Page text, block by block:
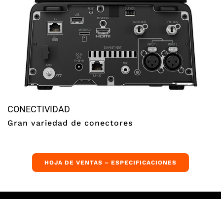
CONECTIVIDAD
Gran variedad de conectores
HOJA DE VENTAS – ESPECIFICACIONES